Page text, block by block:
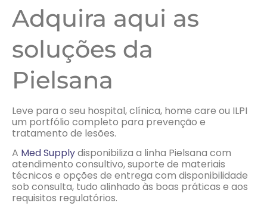
Adquira aqui as
soluções da
Pielsana
Leve para o seu hospital, clínica, home care ou ILPI
um portfólio completo para prevenção e
tratamento de lesões.
A Med Supplydisponibiliza a linha Pielsana com
atendimento consultivo, suporte de materiais
técnicos e opções de entrega com disponibilidade
sob consulta, tudo alinhado às boas práticas e aos
requisitos regulatórios.